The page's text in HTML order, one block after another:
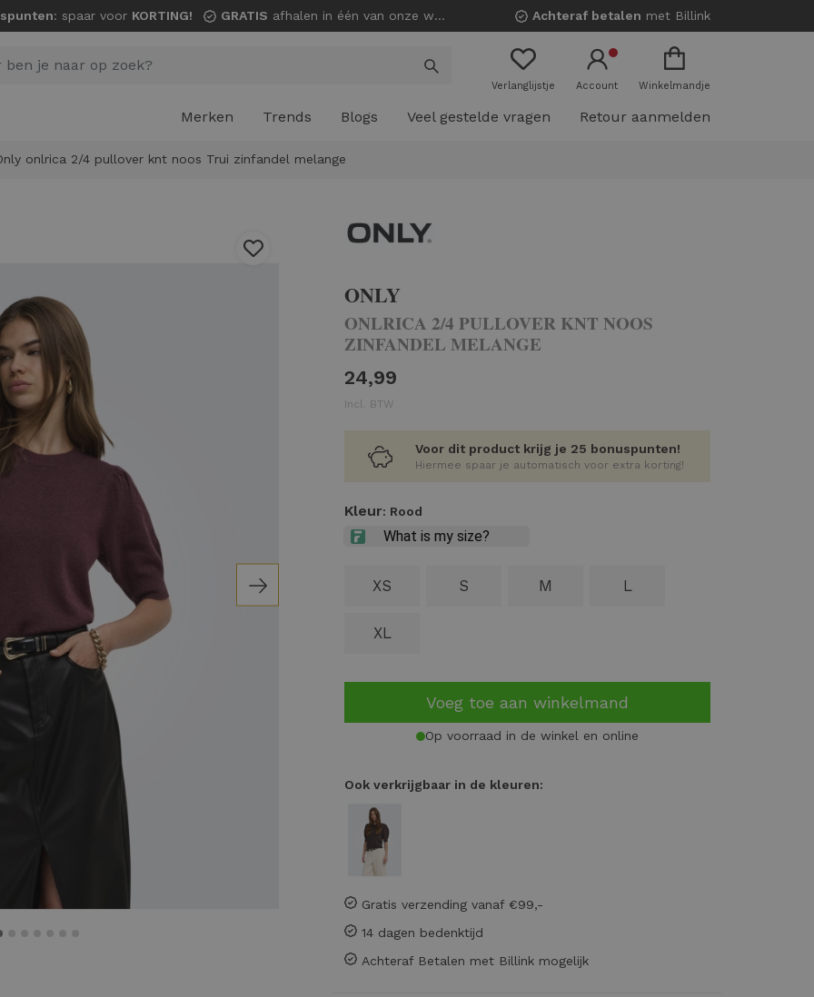
: spaar voor KORTING! GRATIS afhalen in één van onze winkels! Achteraf betalen met Billink
Verlanglijstje Account Winkelmandje
Merken Trends Blogs Veel gestelde vragen Retour aanmelden
onlrica 2/4 pullover knt noos Trui zinfandel melange
ONLY
ONLRICA 2/4 PULLOVER KNT NOOS
ZINFANDEL MELANGE
24,99
Incl. BTW
Voor dit product krijg je 25 bonuspunten!
Hiermee spaar je automatisch voor extra korting!
Kleur: Rood
XS S M L
XL
Voeg toe aan winkelmand
Op voorraad in de winkel en online
Ook verkrijgbaar in de kleuren:
Gratis verzending vanaf €99,-
14 dagen bedenktijd
Achteraf Betalen met Billink mogelijk